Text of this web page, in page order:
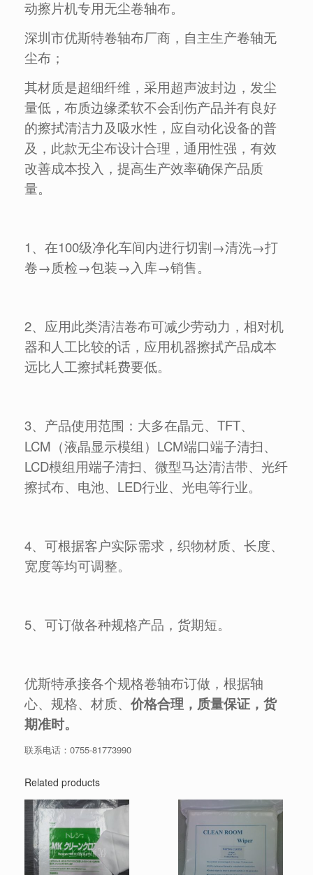
动擦片机专用无尘卷轴布。
深圳市优斯特卷轴布厂商，自主生产卷轴无
尘布；
其材质是超细纤维，采用超声波封边，发尘
量低，布质边缘柔软不会刮伤产品并有良好
的擦拭清洁力及吸水性，应自动化设备的普
及，此款无尘布设计合理，通用性强，有效
改善成本投入，提高生产效率确保产品质
量。
1、在100级净化车间内进行切割→清洗→打
卷→质检→包装→入库→销售。
2、应用此类清洁卷布可减少劳动力，相对机
器和人工比较的话，应用机器擦拭产品成本
远比人工擦拭耗费要低。
3、产品使用范围：大多在晶元、 TFT、
LCM（液晶显示模组）LCM端口端子清扫、
LCD模组用端子清扫、微型马达清洁带、光纤
擦拭布、电池、LED行业、光电等行业。
4、可根据客户实际需求，织物材质、长度、
宽度等均可调整。
5、可订做各种规格产品，货期短。
优斯特承接各个规格卷轴布订做，根据轴
心、规格、材质、 价格合理，质量保证，货
期准时。
联系电话： 0755-81773990
Related products